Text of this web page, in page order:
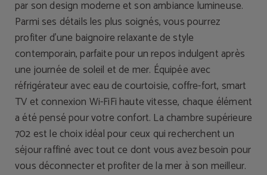
par son design moderne et son ambiance lumineuse.
Parmi ses détails les plus soignés, vous pourrez
profiter d’une baignoire relaxante de style
contemporain, parfaite pour un repos indulgent après
une journée de soleil et de mer. Équipée avec
réfrigérateur avec eau de courtoisie, coffre-fort, smart
TV et connexion Wi-FiFi haute vitesse, chaque élément
a été pensé pour votre confort. La chambre supérieure
702 est le choix idéal pour ceux qui recherchent un
séjour raffiné avec tout ce dont vous avez besoin pour
vous déconnecter et profiter de la mer à son meilleur.